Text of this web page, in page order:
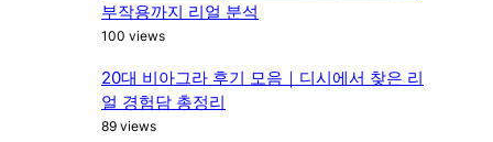
부작용까지 리얼 분석
100 views
20대 비아그라 후기 모음｜디시에서 찾은 리
얼 경험담 총정리
89 views